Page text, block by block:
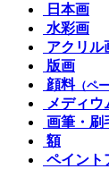
日本画
水彩画
アクリル
版画
顔料（ペ
メディウ
画筆・刷
額
ペイント